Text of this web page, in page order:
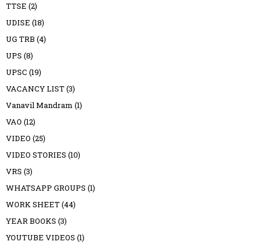
TTSE (2)
UDISE (18)
UG TRB (4)
UPS (8)
UPSC (19)
VACANCY LIST(3)
Vanavil Mandram (1)
VAO (12)
VIDEO (25)
VIDEO STORIES (10)
VRS (3)
WHATSAPP GROUPS (1)
WORK SHEET(44)
YEAR BOOKS (3)
YOUTUBE VIDEOS (1)